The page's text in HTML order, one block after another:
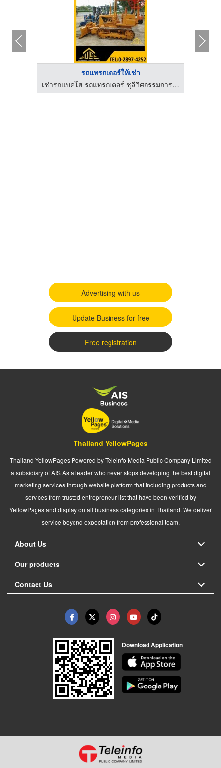
รถแทรกเตอร์ให้เช่า
เช่ารถแบคโฮ รถแทรกเตอร์ ชุลีวิศกรรมการโยธา
Advertising with us
Update Business for free
Free registration
Thailand YellowPages
Thailand YellowPages Powered by Teleinfo Media Public Company Limited
a subsidiary of AIS As a leader who never stops developing the best digital
marketing services through website platform that including products and
services from trusted entrepreneur list that have been verified by
YellowPages and display on all business categories in Thailand. We deliver
service beyond expectation from professional team.
About Us
Our products
Contact Us
Download Application